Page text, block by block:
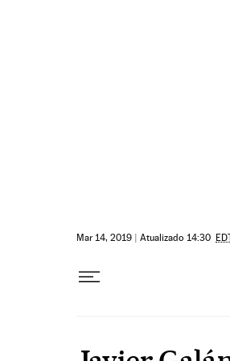
Mar 14, 2019 | Atualizado 14:30